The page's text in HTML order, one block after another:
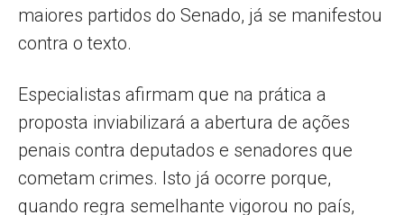
maiores partidos do Senado, já se manifestou
contra o texto.
Especialistas afirmam que na prática a
proposta inviabilizará a abertura de ações
penais contra deputados e senadores que
cometam crimes. Isto já ocorre porque,
quando regra semelhante vigorou no país,